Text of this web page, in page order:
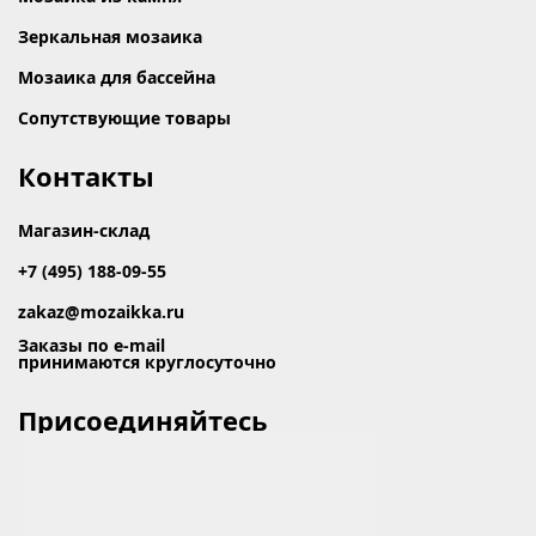
Зеркальная мозаика
Мозаика для бассейна
Сопутствующие товары
Контакты
Магазин-склад
+7 (495) 188-09-55
zakaz@mozaikka.ru
Заказы по e-mail
принимаются круглосуточно
Присоединяйтесь